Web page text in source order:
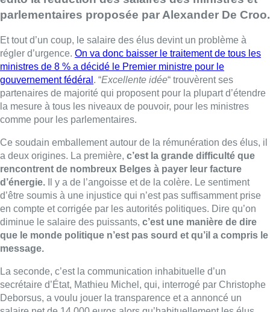
d’énergie.Il y a de l’angoisse et de la colère.Le sentiment
d’être soumis à une injustice qui n’est pas suffisamment prise
en compte et corrigée par les autorités politiques.Dire qu’on
diminue le salaire des puissants,c’est une manière de dire
que le monde politique n’est pas sourd et qu’il a compris le
message.
La seconde, c’est la communication inhabituelle d’un
secrétaire d’État, Mathieu Michel, qui, interrogé par Christophe
Deborsus, a voulu jouer la transparence et a annoncé un
salaire net de 14 000 euros alors qu’habituellement les élus
préfèrent tourner autour du pot. En réalité,un secrétaire d’État
gagne plutôt 11 000 euros , Mathieu Michel a voulu y inclure
sa voiture de fonctions et d’autres indemnités, il a fait un calcul
à la grosse louche et mis involontairement le feu aux poudres.
Ça peut paraître étonnant, mais c’est vrai,la plupart des élus
ne savent pas exactement combien ils gagnent.Parce qu’ils
ont des primes pour certaines fonctions parlementaires, ou
partie de leur salaire à leur formation politique.Mais à
l’évidence, la fin de mois leur est moins douloureuse que pour
le citoyen lambda. Un ministre gagne environ 10 000 euros